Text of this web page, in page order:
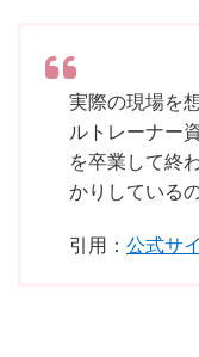
実際の現場を
ルトレーナー
を卒業して終
かりしている
引用： 公式サ